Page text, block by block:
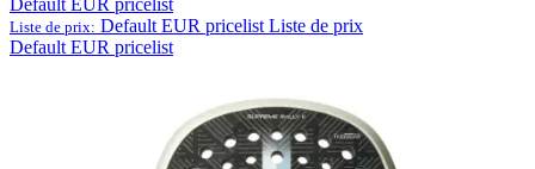
Default EUR pricelist
Liste de prix: Default EUR pricelist Liste de prix
Default EUR pricelist